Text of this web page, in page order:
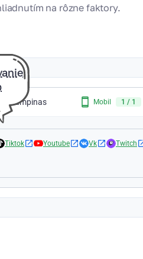
na rôzne faktory.
Campinas Mobil 1 / 1
Tiktok Youtube Vk Twitch